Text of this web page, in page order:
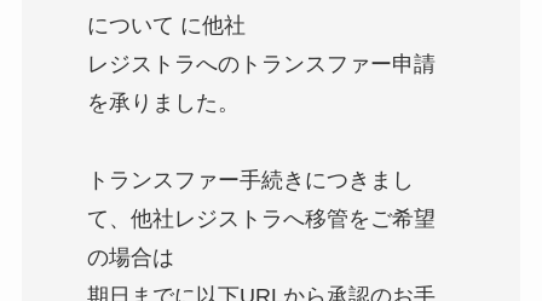
について に他社
レジストラへのトランスファー申請
を承りました。
トランスファー手続きにつきまし
て、他社レジストラへ移管をご希望
の場合は
期日までに以下URLから承認のお手